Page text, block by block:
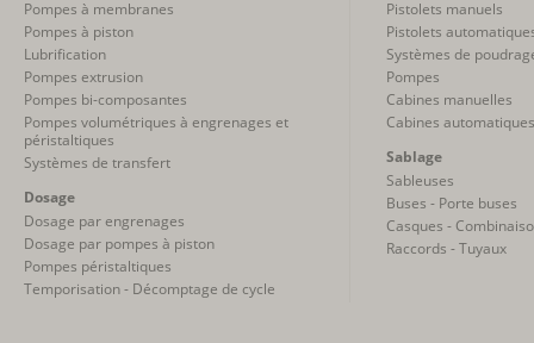
Pompes à membranes
Pompes à piston
Lubrification
Pompes extrusion
Pompes bi-composantes
Pompes volumétriques à engrenages et
péristaltiques
Systèmes de transfert
Dosage
Dosage par engrenages
Dosage par pompes à piston
Pompes péristaltiques
Temporisation - Décomptage de cycle
Pistolets manuels
Pistolets
Systèmes de
Pompes
Cabines manuelles
Cabines automatiques
Sablage
Sableuses
Buses - Porte buses
Casques -
Raccords - Tuyaux